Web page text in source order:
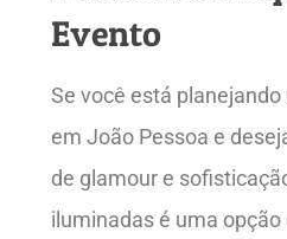
Evento
Se você está
em João Pessoa e
de glamour e
iluminadas é uma